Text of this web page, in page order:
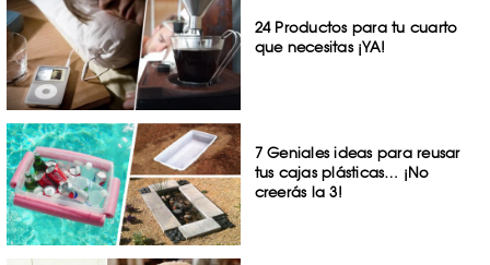
24 Productos para tu cuarto
que necesitas ¡YA!
7 Geniales ideas para reusar
tus cajas plásticas… ¡No
creerás la 3!